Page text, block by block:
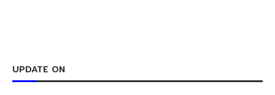
UPDATE ON